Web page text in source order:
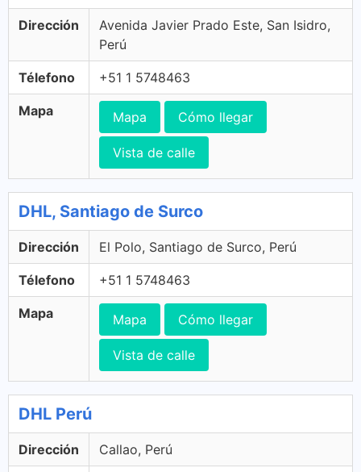
Dirección
Avenida Javier Prado Este, San Isidro,
Perú
Télefono +51 1 5748463
Mapa Mapa Cómo llegar
Vista de calle
DHL, Santiago de Surco
Dirección El Polo, Santiago de Surco, Perú
Télefono +51 1 5748463
Mapa Mapa Cómo llegar
Vista de calle
DHL Perú
Dirección Callao, Perú